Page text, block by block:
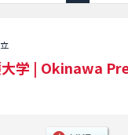
合格者数など入試情報、施
を掲載しているので是非ご
学 | Okinawa